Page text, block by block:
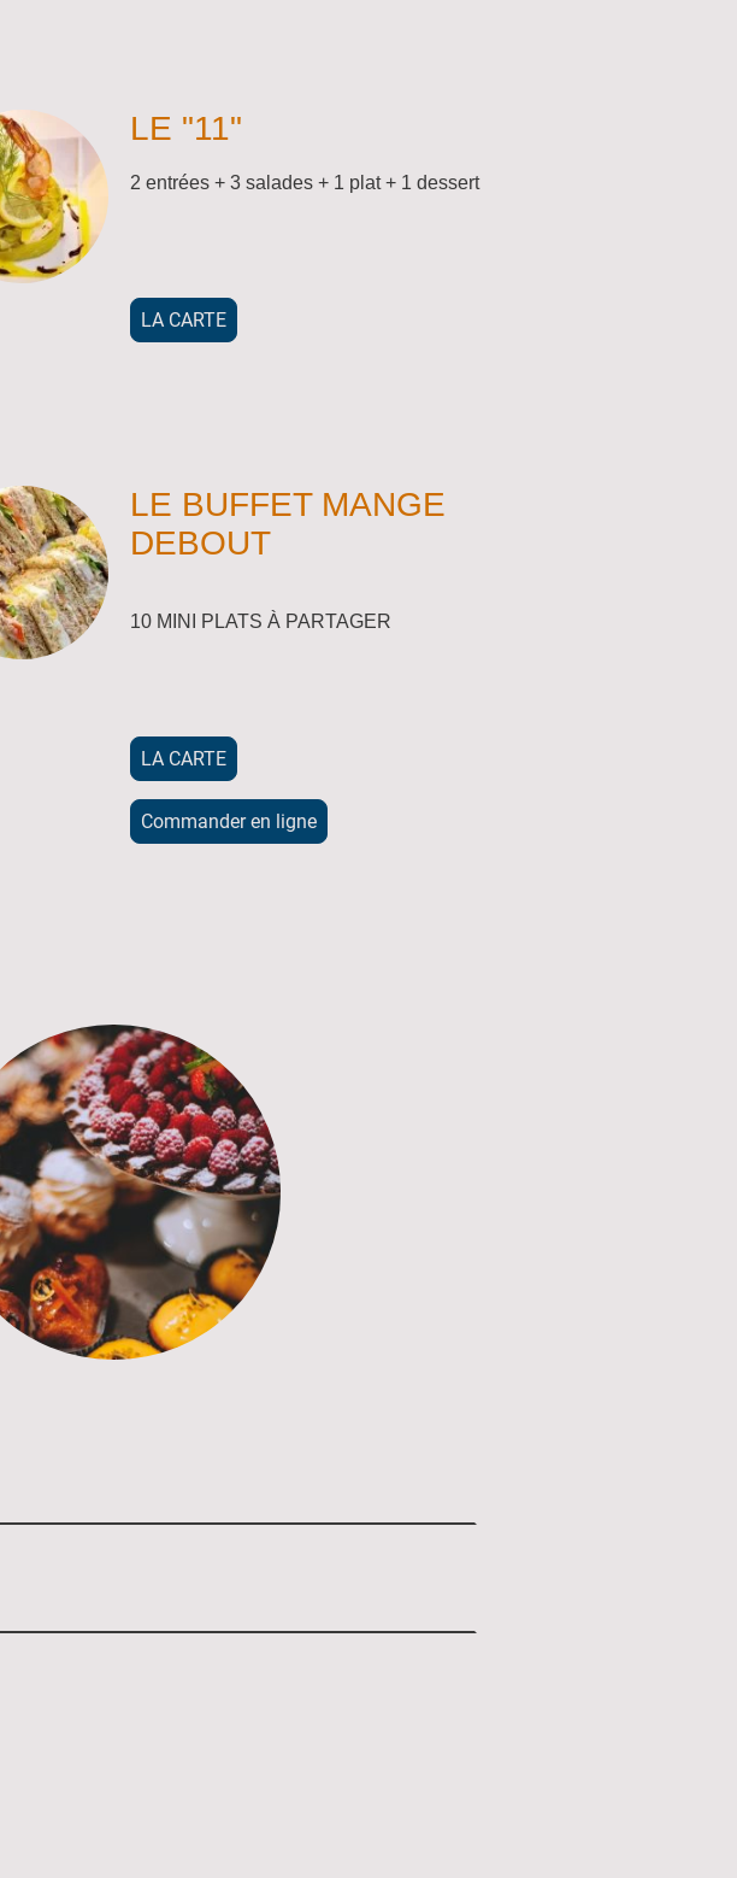
LE "11"
2 entrées + 3 salades + 1 plat + 1 dessert
LA CARTE
LE BUFFET MANGE
DEBOUT
10 MINI PLATS À PARTAGER
LA CARTE
Commander en ligne